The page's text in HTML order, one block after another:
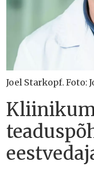
Joel Starkopf. Foto: